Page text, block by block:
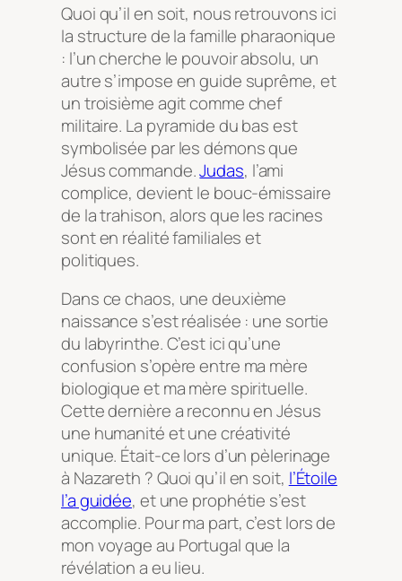
Quoi qu’il en soit, nous retrouvons ici
la structure de la famille pharaonique
: l’un cherche le pouvoir absolu, un
autre s’impose en guide suprême, et
un troisième agit comme chef
militaire. La pyramide du bas est
symbolisée par les démons que
Jésus commande.Judas, l’ami
complice, devient le bouc-émissaire
de la trahison, alors que les racines
sont en réalité familiales et
politiques.
Dans ce chaos, une deuxième
naissance s’est réalisée : une sortie
du labyrinthe. C’est ici qu’une
confusion s’opère entre ma mère
biologique et ma mère spirituelle.
Cette dernière a reconnu en Jésus
une humanité et une créativité
unique. Était-ce lors d’un pèlerinage
à Nazareth ? Quoi qu’il en soit, l’Étoile
l’a guidée, et une prophétie s’est
accomplie. Pour ma part, c’est lors de
mon voyage au Portugal que la
révélation a eu lieu.